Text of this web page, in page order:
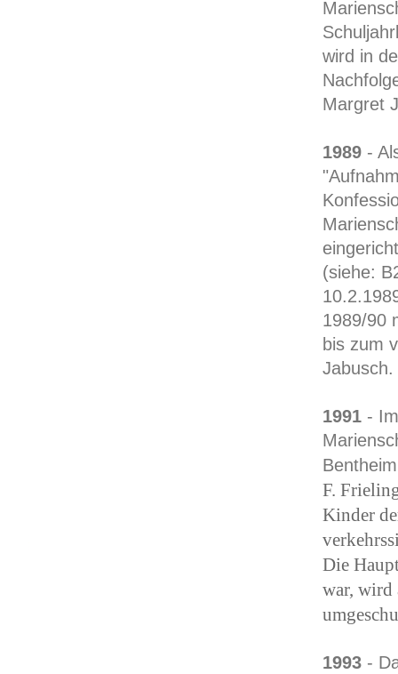
wird in
Margret
1989 -
(siehe:
1989/90
bis zum
Jabusch.
1991 -
F.
Kinder
Die
war, wird
1993 -